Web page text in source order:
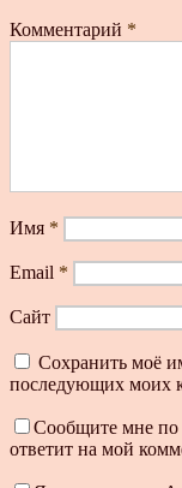
Комментарий *
Имя *
Email *
Сайт
Сохранить моё
последующих моих
Сообщите мне по
ответит на мой